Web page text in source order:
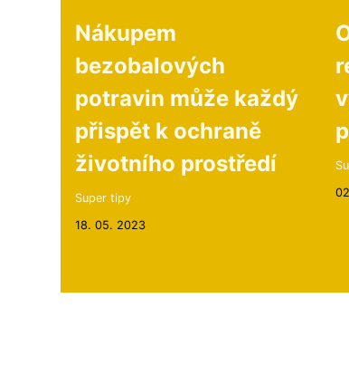
Nákupem
bezobalových
potravin může každý
přispět k ochraně
životního prostředí
Super tipy
18. 05. 2023